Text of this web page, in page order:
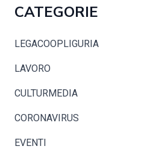
CATEGORIE
LEGACOOPLIGURIA
LAVORO
CULTURMEDIA
CORONAVIRUS
EVENTI